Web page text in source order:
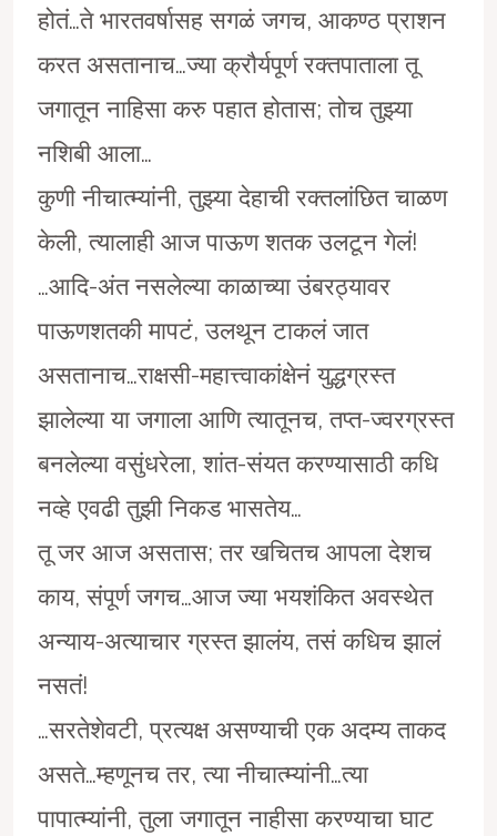
होतं…ते भारतवर्षासह सगळं जगच, आकण्ठ प्राशन
करत असतानाच…ज्या क्रौर्यपूर्ण रक्तपाताला तू
जगातून नाहिसा करु पहात होतास; तोच तुझ्या
नशिबी आला…
कुणी नीचात्म्यांनी, तुझ्या देहाची रक्तलांछित चाळण
केली, त्यालाही आज पाऊण शतक उलटून गेलं!
…आदि-अंत नसलेल्या काळाच्या उंबरठ्यावर
पाऊणशतकी मापटं, उलथून टाकलं जात
असतानाच…राक्षसी-महात्त्वाकांक्षेनं युद्धग्रस्त
झालेल्या या जगाला आणि त्यातूनच, तप्त-ज्वरग्रस्त
बनलेल्या वसुंधरेला, शांत-संयत करण्यासाठी कधि
नव्हे एवढी तुझी निकड भासतेय…
तू जर आज असतास; तर खचितच आपला देशच
काय, संपूर्ण जगच…आज ज्या भयशंकित अवस्थेत
अन्याय-अत्याचार ग्रस्त झालंय, तसं कधिच झालं
नसतं!
…सरतेशेवटी, प्रत्यक्ष असण्याची एक अदम्य ताकद
असते…म्हणूनच तर, त्या नीचात्म्यांनी…त्या
पापात्म्यांनी, तुला जगातून नाहीसा करण्याचा घाट